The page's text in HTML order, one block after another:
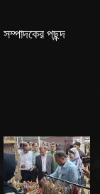
সম্পাদকের পছন্দ